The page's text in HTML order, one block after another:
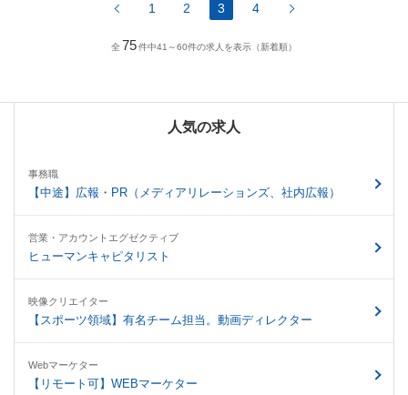
1 2 3 4
全75件中41～60件の求人を表示（新着順）
人気の求人
事務職
【中途】広報・PR（メディアリレーションズ、社内広報）
営業・アカウントエグゼクティブ
ヒューマンキャピタリスト
映像クリエイター
【スポーツ領域】有名チーム担当。動画ディレクター
Webマーケター
【リモート可】WEBマーケター